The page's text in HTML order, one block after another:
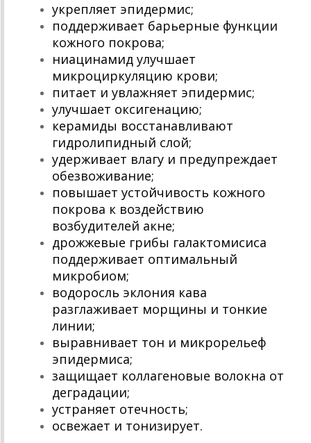
укрепляет эпидермис;
поддерживает барьерные функции
кожного покрова;
ниацинамид улучшает
микроциркуляцию крови;
питает и увлажняет эпидермис;
улучшает оксигенацию;
керамиды восстанавливают
гидролипидный слой;
удерживает влагу и предупреждает
обезвоживание;
повышает устойчивость кожного
покрова к воздействию
возбудителей акне;
дрожжевые грибы галактомисиса
поддерживает оптимальный
микробиом;
водоросль эклония кава
разглаживает морщины и тонкие
линии;
выравнивает тон и микрорельеф
эпидермиса;
защищает коллагеновые волокна от
деградации;
устраняет отечность;
освежает и тонизирует.